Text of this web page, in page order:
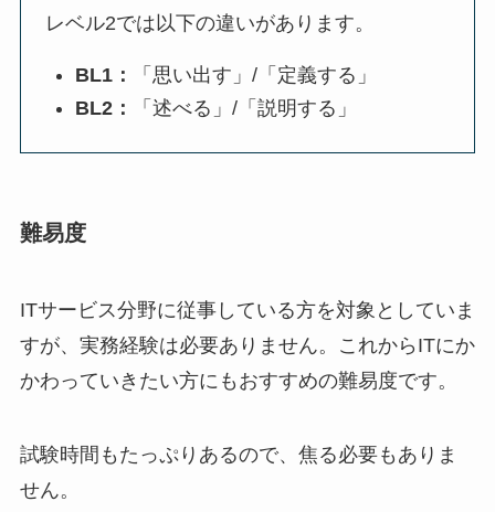
レベル2では以下の違いがあります。
BL1：
「思い出す」/「定義する」
BL2：
「述べる」/「説明する」
難易度
ITサービス分野に従事している方を対象としていま
すが、実務経験は必要ありません。これからITにか
かわっていきたい方にもおすすめの難易度です。
試験時間もたっぷりあるので、焦る必要もありま
せん。